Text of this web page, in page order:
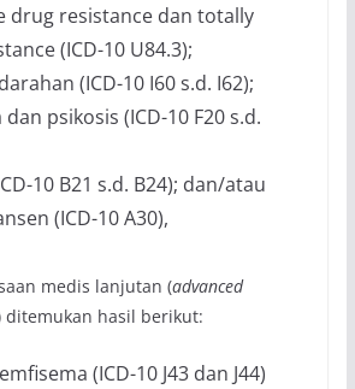
drug resistance dan totally
(ICD-10 U84.3);
(ICD-10 I60 s.d. I62);
psikosis (ICD-10 F20 s.d.
10 B21 s.d. B24); dan/atau
(ICD-10 A30),
medis lanjutan (advanced
ditemukan hasil berikut:
(ICD-10 J43 dan J44)